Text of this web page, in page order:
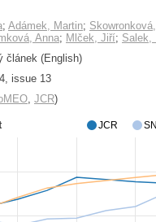
; Adámek, Martin;
Anna; Mlček, Jiří; Salek,
článek (English)
issue 13
, JCR)
JCR